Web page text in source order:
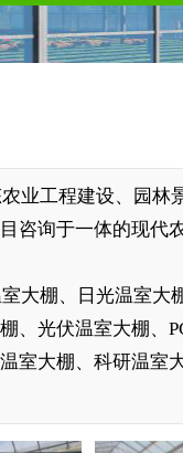
业工程建设、园林
咨询于一体的现代
大棚、日光温室大
、光伏温室大棚、
室大棚、科研温室